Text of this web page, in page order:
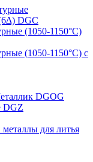
DGC
(1050-1150°С)
(1050-1150°С) с
DGOG
DGZ
для литья